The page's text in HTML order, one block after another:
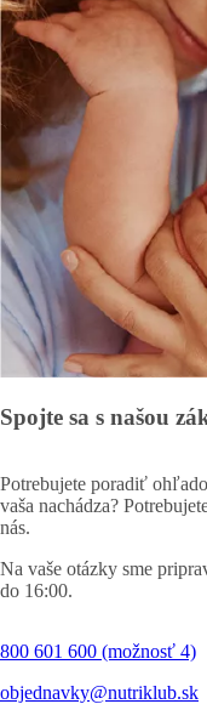
Spojte sa s našou
Potrebujete poradiť
vaša nachádza?
nás.
Na vaše otázky sme
do 16:00.
800 601 600 (možnosť 4)
objednavky@nutriklub.sk